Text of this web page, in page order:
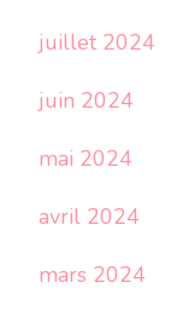
juillet 2024
juin 2024
mai 2024
avril 2024
mars 2024